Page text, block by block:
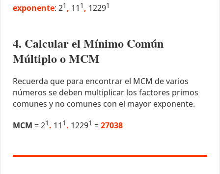
exponente: 21 , 11 1 , 12291
4. Calcular el Mínimo Común
Múltiplo o MCM
Recuerda que para encontrar el MCM de varios
números se deben multiplicar los factores primos
comunes y no comunes con el mayor exponente.
MCM = 21 . 11 1 . 12291 =27038